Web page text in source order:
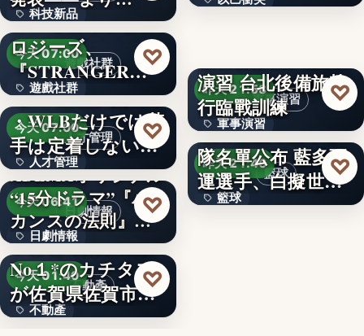
科技新品
18%
遊戲社群
今天 07:00
遊戲社群
文字
シンセカイテクノ
ロジーズ、
『STRANGER
THAN…
♡
人才管理
今天 07:00
人才管理
文字
【9/2 富山】賃上げ
・WLBだけでは若
手は定着しない？
…
♡
日劇情報
今天 06:41
日劇情報
5
ABEMAオリジナル
“15分ドラマ”『バ
カンスの法則』
の…
♡
不動產
今天 01:40
不動產
中古住宅買取再販
No１*のカチタス
が佐賀県佐賀市の
「空家…
♡
「コグー」などの
不撤軍
中東政局
60%
政治風暴
文字
♡
軍事演習
昨天 21:58
軍事演習
文字
演習 台北後備旅執
行臨戰訓練
♡
籃球
昨天 21:46
籃球
瓊斯盃籃球賽中華
隊名單公布 藍多亞
運選手、白擬世大
運陣容
♡